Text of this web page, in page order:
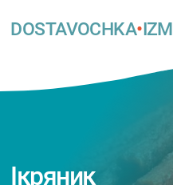
DOSTAVOCHKA•IZM
Ікряник